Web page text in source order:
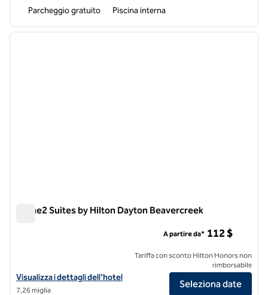
Parcheggio gratuito Piscina interna
1 di 12
Home2 Suites by Hilton Dayton Beavercreek
Visualizza i dettagli dell'hotel Home2 Suites by Hilton Dayton
Visualizza i dettagli dell'hotel
7,26 miglia
A partire da* 112 $
Tariffa con sconto Hilton Honors non
rimborsabile
Seleziona date